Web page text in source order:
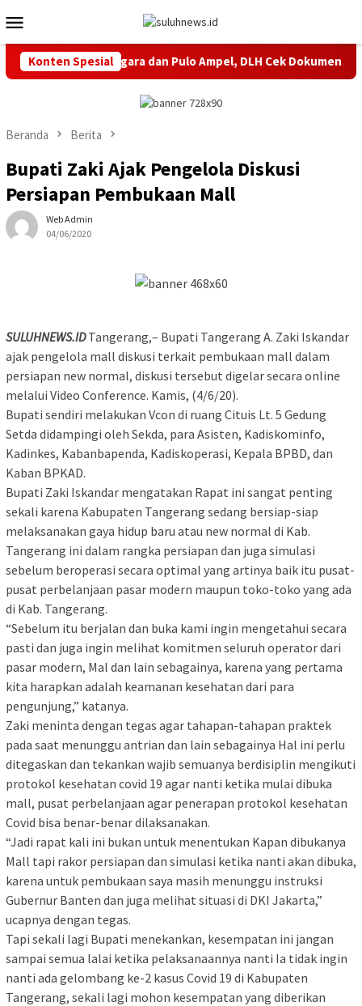
ke
kontenMobile
Konten Spesial
di Bojonegara dan Pulo Ampel, DLH Cek Dokumen
Beranda Berita
Bupati Zaki Ajak Pengelola Diskusi
Persiapan Pembukaan Mall
Web Admin
04/06/2020
SULUHNEWS.IDTangerang,– Bupati Tangerang A. Zaki Iskandar
ajak pengelola mall diskusi terkait pembukaan mall dalam
persiapan new normal, diskusi tersebut digelar secara online
melalui Video Conference. Kamis, (4/6/20).
Bupati sendiri melakukan Vcon di ruang Cituis Lt. 5 Gedung
Setda didampingi oleh Sekda, para Asisten, Kadiskominfo,
Kadinkes, Kabanbapenda, Kadiskoperasi, Kepala BPBD, dan
Kaban BPKAD.
Bupati Zaki Iskandar mengatakan Rapat ini sangat penting
sekali karena Kabupaten Tangerang sedang bersiap-siap
melaksanakan gaya hidup baru atau new normal di Kab.
Tangerang ini dalam rangka persiapan dan juga simulasi
sebelum beroperasi secara optimal yang artinya baik itu pusat-
pusat perbelanjaan pasar modern maupun toko-toko yang ada
di Kab. Tangerang.
“Sebelum itu berjalan dan buka kami ingin mengetahui secara
pasti dan juga ingin melihat komitmen seluruh operator dari
pasar modern, Mal dan lain sebagainya, karena yang pertama
kita harapkan adalah keamanan kesehatan dari para
pengunjung,” katanya.
Zaki meninta dengan tegas agar tahapan-tahapan praktek
pada saat menunggu antrian dan lain sebagainya Hal ini perlu
ditegaskan dan tekankan wajib semuanya berdisiplin mengikuti
protokol kesehatan covid 19 agar nanti ketika mulai dibuka
mall, pusat perbelanjaan agar penerapan protokol kesehatan
Covid bisa benar-benar dilaksanakan.
“Jadi rapat kali ini bukan untuk menentukan Kapan dibukanya
Mall tapi rakor persiapan dan simulasi ketika nanti akan dibuka,
karena untuk pembukaan saya masih menunggu instruksi
Gubernur Banten dan juga melihat situasi di DKI Jakarta,”
ucapnya dengan tegas.
Tapi sekali lagi Bupati menekankan, kesempatan ini jangan
sampai semua lalai ketika pelaksanaannya nanti Ia tidak ingin
nanti ada gelombang ke-2 kasus Covid 19 di Kabupaten
Tangerang, sekali lagi mohon kesempatan yang diberikan